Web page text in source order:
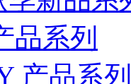
品系列
产品系列